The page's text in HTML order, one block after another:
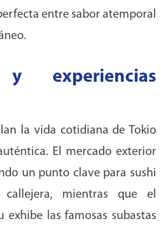
entre sabor atemporal
y experiencias
la vida cotidiana de Tokio
El mercado exterior
un punto clave para sushi
mientras que el
exhibe las famosas subastas